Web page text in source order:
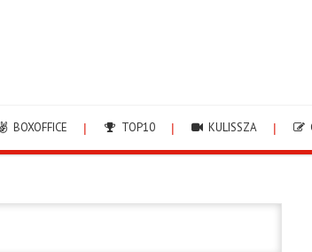
BOXOFFICE TOP10 KULISSZA